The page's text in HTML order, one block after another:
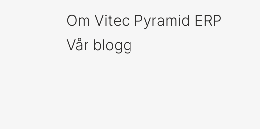
Om Vitec Pyramid ERP
Vår blogg